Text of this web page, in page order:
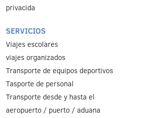
privacida
SERVICIOS
Viajes escolares
viajes organizados
Transporte de equipos deportivos
Tasporte de personal
Transporte desde y hasta el
aeropuerto / puerto / aduana